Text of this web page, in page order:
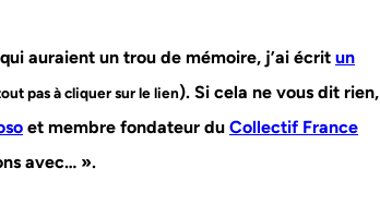
auraient un trou de mémoire, j’ai écrit un
pas à cliquer sur le lien). Si cela ne vous dit rien,
et membre fondateur du Collectif France
avec… ».